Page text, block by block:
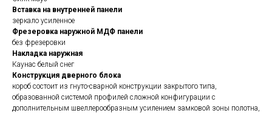
Вставка на внутренней панели
зеркало усиленное
Фрезеровка наружной МДФ панели
без фрезеровки
Накладка наружная
Каунас белый снег
Конструкция дверного блока
короб состоит из гнуто-сварной конструкции закрытого типа,
образованной системой профилей сложной конфигурации с
дополнительным швеллерообразным усилением замковой зоны полотна,